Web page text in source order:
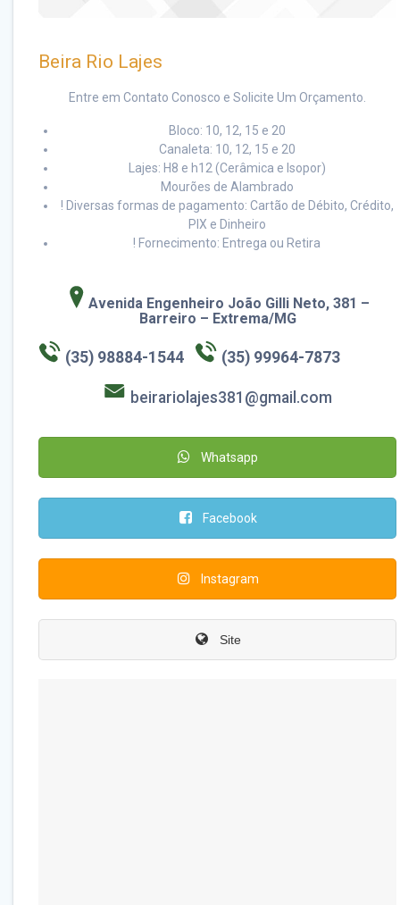
Beira Rio Lajes
Entre em Contato Conosco e Solicite Um Orçamento.
Bloco: 10, 12, 15 e 20
Canaleta: 10, 12, 15 e 20
Lajes: H8 e h12 (Cerâmica e Isopor)
Mourões de Alambrado
! Diversas formas de pagamento: Cartão de Débito, Crédito,
PIX e Dinheiro
! Fornecimento: Entrega ou Retira
Avenida Engenheiro João Gilli Neto, 381 –
Barreiro – Extrema/MG
(35) 98884-1544 (35) 99964-7873
beirariolajes381@gmail.com
Whatsapp
Facebook
Instagram
Site